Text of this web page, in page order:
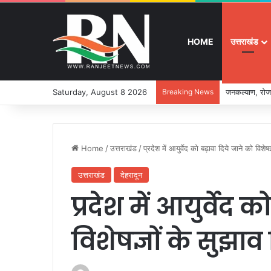
HOME उत्तराखंड
Saturday, August 8 2026 Breaking News जनकल्याण,
Home /उत्तराखंड /प्रदेश में आयुर्वेद को बढ़ावा दिये जाने को
उत्तराखंड देहरादून
प्रदेश में आयुर्वेद
विशेषज्ञों के सुझाव